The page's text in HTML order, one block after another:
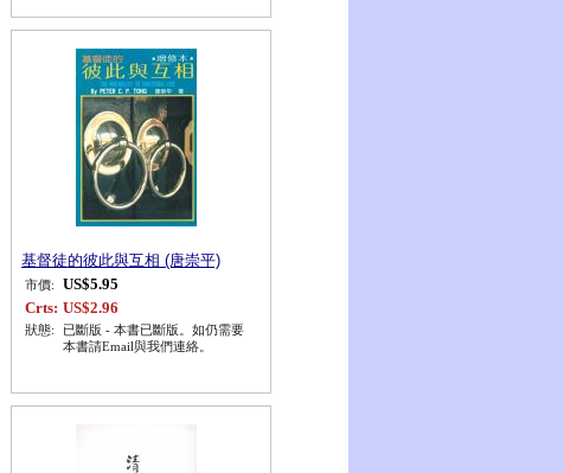
基督徒的彼此與互相 (唐崇平)
市價:
US$5.95
Crts: US$2.96
狀態:
已斷版 - 本書已斷版。如仍需要
本書請Email與我們連絡。